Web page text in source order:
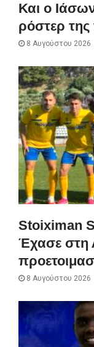
Και ο
ρόστερ
8 Αυγούστου 2026
Stoiximan
Έχασε στη
8 Αυγούστου 2026